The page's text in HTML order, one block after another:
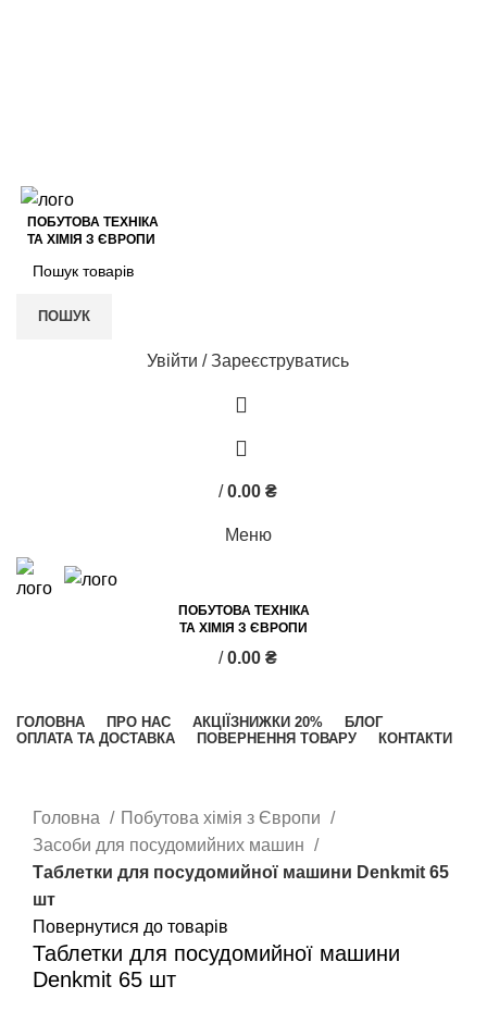
ПОБУТОВА ТЕХНІКА
ТА ХІМІЯ З ЄВРОПИ
ПОШУК
Увійти / Зареєструватись
/ 0.00 ₴
Меню
ПОБУТОВА ТЕХНІКА
ТА ХІМІЯ З ЄВРОПИ
/ 0.00 ₴
ГОЛОВНА ПРО НАС АКЦІЇ ЗНИЖКИ 20%
БЛОГ
ОПЛАТА ТА ДОСТАВКА
ПОВЕРНЕННЯ ТОВАРУ КОНТАКТИ
Головна
Побутова хімія з Європи
Засоби для посудомийних машин
Таблетки для посудомийної машини Denkmit 65
шт
Повернутися до товарів
Таблетки для посудомийної машини
Denkmit 65 шт